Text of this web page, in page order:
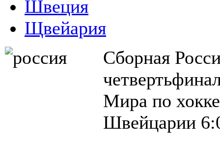
Швеция
Щвейария
Сборная
Мира по
Швейцарии